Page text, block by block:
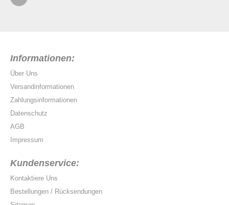
Informationen:
Über Uns
Versandinformationen
Zahlungsinformationen
Datenschutz
AGB
Impressum
Kundenservice:
Kontaktiere Uns
Bestellungen / Rücksendungen